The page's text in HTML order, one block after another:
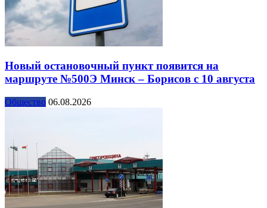
Новый остановочный пункт появится на
маршруте №500Э Минск – Борисов с 10 августа
Общество 06.08.2026